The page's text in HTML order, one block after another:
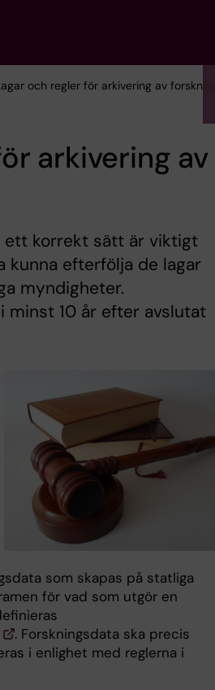
och regler för arkivering av
arkivering av
ett korrekt sätt är viktigt
efterfölja de lagar
myndigheter.
minst 10 år efter avslutat
som skapas på statliga
för vad som utgör en
. Forskningsdata ska precis
i enlighet med reglerna i